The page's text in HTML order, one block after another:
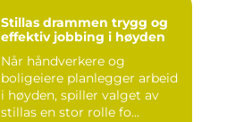
Stillas drammen trygg og
effektiv jobbing i høyden
Når håndverkere og
boligeiere planlegger arbeid
i høyden, spiller valget av
stillas en stor rolle fo...